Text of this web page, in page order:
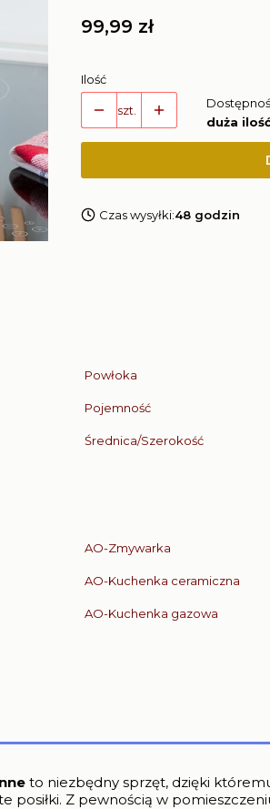
Cena
99,99 zł
Ilość
szt.
duża
Czas wysyłki:48 godzin
Powłoka
Pojemność
Średnica/Szerokość
AO-Zmywarka
AO-Kuchenka ceramiczna
AO-Kuchenka gazowa
to niezbędny sprzęt, dzięki
posiłki. Z pewnością w